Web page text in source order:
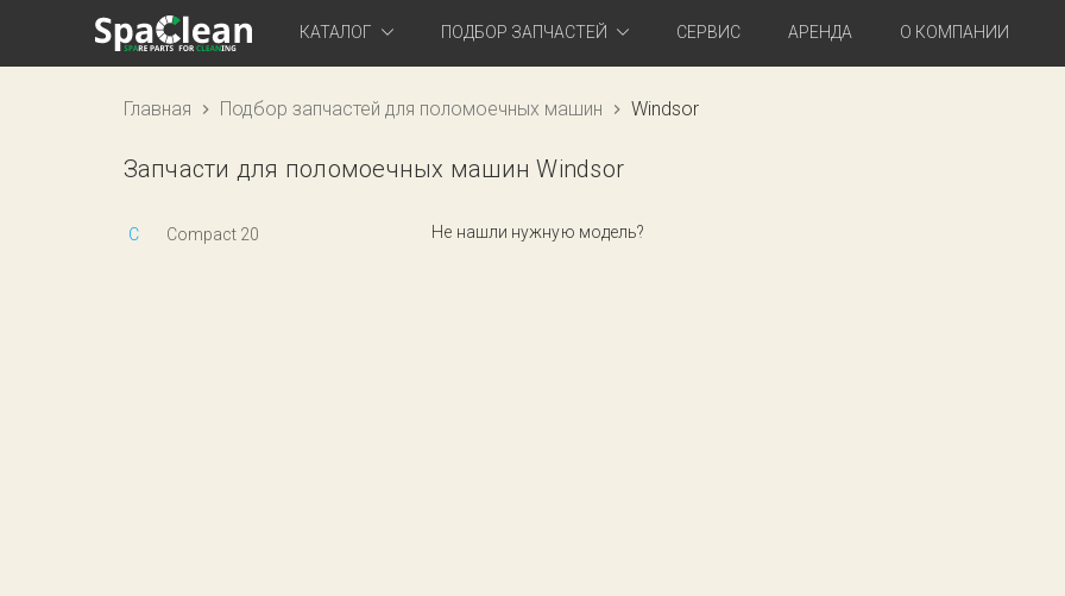
КАТАЛОГ ПОДБОР ЗАПЧАСТЕЙ СЕРВИС АРЕНДА О КОМПАНИИ
Главная Подбор запчастей для поломоечных машин Windsor
Запчасти для поломоечных машин Windsor
C Compact 20 Не нашли нужную модель?